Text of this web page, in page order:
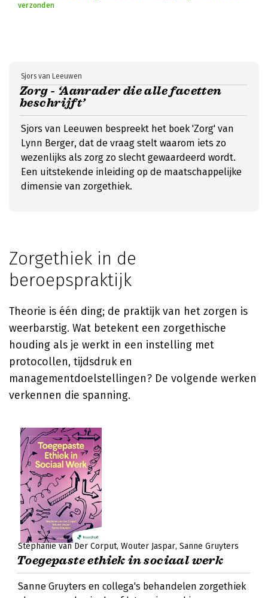
verzonden
Zorg - ‘Aanrader die alle facetten
beschrijft’
Sjors van Leeuwen
Sjors van Leeuwen bespreekt het boek 'Zorg' van
Lynn Berger, dat de vraag stelt waarom iets zo
wezenlijks als zorg zo slecht gewaardeerd wordt.
Een uitstekende inleiding op de maatschappelijke
dimensie van zorgethiek.
Zorgethiek in de
beroepspraktijk
Theorie is één ding; de praktijk van het zorgen is
weerbarstig. Wat betekent een zorgethische
houding als je werkt in een instelling met
protocollen, tijdsdruk en
managementdoelstellingen? De volgende werken
verkennen die spanning.
Stephanie van Der Corput Wouter Jaspar Sanne Gruyters
Toegepaste ethiek in sociaal werk
Sanne Gruyters en collega's behandelen zorgethiek